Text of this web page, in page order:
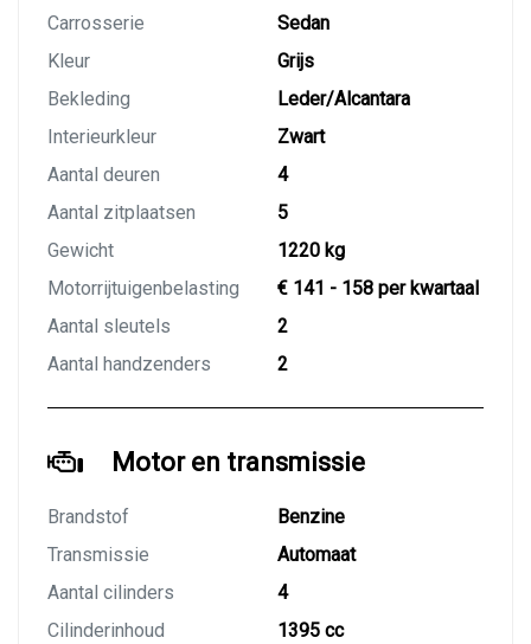
Carrosserie
Sedan
Kleur
Grijs
Bekleding
Leder/Alcantara
Interieurkleur
Zwart
Aantal deuren
4
Aantal zitplaatsen
5
Gewicht
1220 kg
Motorrijtuigenbelasting
€ 141 - 158 per kwartaal
Aantal sleutels
2
Aantal handzenders
2
Motor en transmissie
Brandstof
Benzine
Transmissie
Automaat
Aantal cilinders
4
Cilinderinhoud
1395 cc